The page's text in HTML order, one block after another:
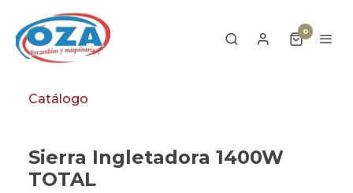
0
Catálogo
Sierra Ingletadora 1400W
TOTAL